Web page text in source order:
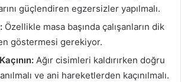
güçlendiren egzersizler yapılmalı.
Özellikle masa başında çalışanların dik
göstermesi gerekiyor.
Ağır cisimleri kaldırırken doğru
ve ani hareketlerden kaçınılmalı.